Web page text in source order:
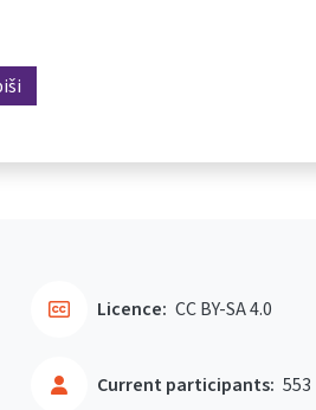
Current participants: 553
Licence: CC BY-SA 4.0